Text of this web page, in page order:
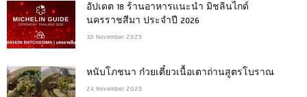
อัปเดต 18 ร้านอาหารแนะนำ มิชลินไกด์
นครราชสีมา ประจำปี 2026
30 November 2025
หนับโภชนา ก๋วยเตี๋ยวเนื้อเตาถ่านสูตรโบราณ
24 November 2025